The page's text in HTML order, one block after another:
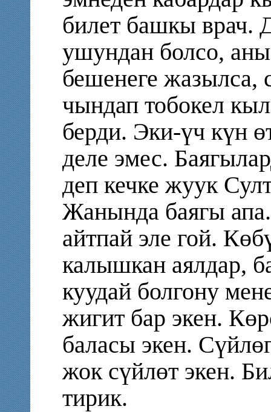
билет башкы врач.
ушундан болсо,
бешенеге жазылса,
чындап тобокел
берди. Эки-үч күн
деле эмес.
деп кечке жуук
Жанында баягы
айтпай эле гой.
калышкан аялдар,
куудай болгону
жигит бар экен.
баласы экен.
жок сүйлөт экен.
тирик.